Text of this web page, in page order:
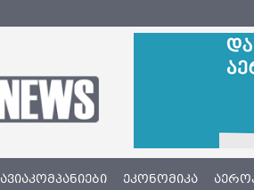
ᲐᲕᲘᲐᲙᲝᲛᲞᲐᲜᲘᲔᲑᲘ ᲔᲙᲝᲜᲝᲛᲘᲙᲐ